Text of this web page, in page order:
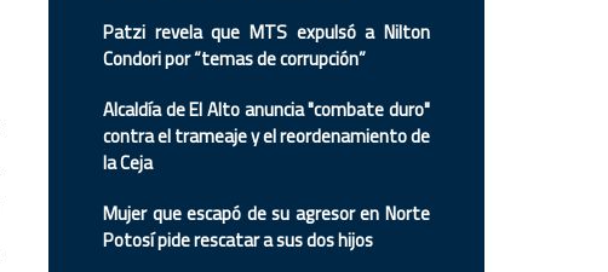
Patzi revela que MTS expulsó a Nilton
Condori por “temas de corrupción”
Alcaldía de El Alto anuncia "combate duro"
contra el trameaje y el reordenamiento de
la Ceja
Mujer que escapó de su agresor en Norte
Potosí pide rescatar a sus dos hijos